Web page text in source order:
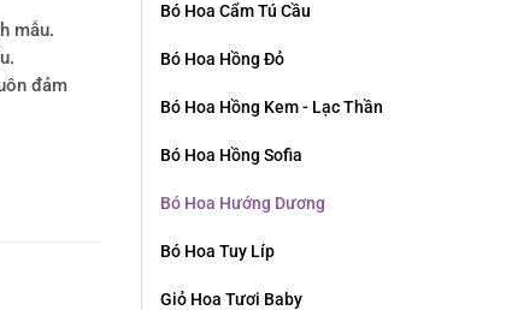
Bó Hoa Cẩm Tú Cầu
Bó Hoa Hồng Đỏ
Bó Hoa Hồng Kem - Lạc Thần
Bó Hoa Hồng Sofia
Bó Hoa Hướng Dương
Bó Hoa Tuy Líp
Giỏ Hoa Tươi Baby
mẫu.
đảm